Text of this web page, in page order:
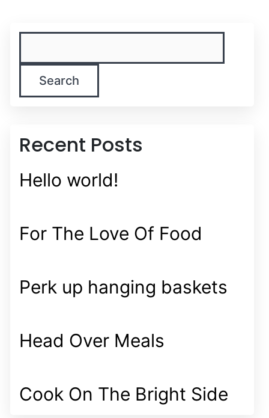
Search
Recent Posts
Hello world!
For The Love Of Food
Perk up hanging baskets
Head Over Meals
Cook On The Bright Side